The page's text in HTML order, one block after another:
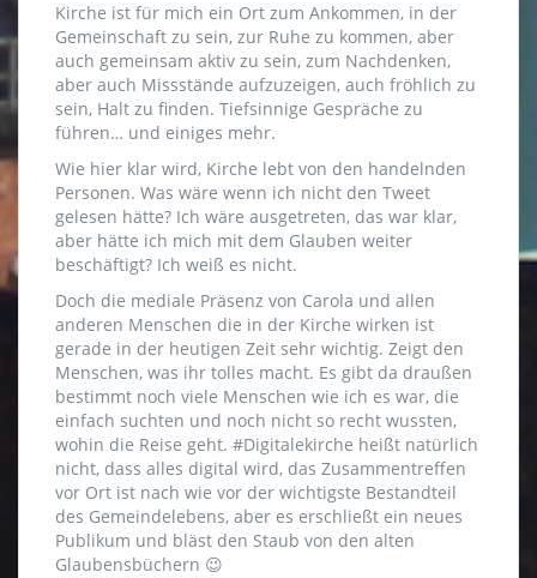
Kirche ist für mich ein Ort zum Ankommen, in der
Gemeinschaft zu sein, zur Ruhe zu kommen, aber
auch gemeinsam aktiv zu sein, zum Nachdenken,
aber auch Missstände aufzuzeigen, auch fröhlich zu
sein, Halt zu finden. Tiefsinnige Gespräche zu
führen… und einiges mehr.
Wie hier klar wird, Kirche lebt von den handelnden
Personen. Was wäre wenn ich nicht den Tweet
gelesen hätte? Ich wäre ausgetreten, das war klar,
aber hätte ich mich mit dem Glauben weiter
beschäftigt? Ich weiß es nicht.
Doch die mediale Präsenz von Carola und allen
anderen Menschen die in der Kirche wirken ist
gerade in der heutigen Zeit sehr wichtig. Zeigt den
Menschen, was ihr tolles macht. Es gibt da draußen
bestimmt noch viele Menschen wie ich es war, die
einfach suchten und noch nicht so recht wussten,
wohin die Reise geht. #Digitalekirche heißt natürlich
nicht, dass alles digital wird, das Zusammentreffen
vor Ort ist nach wie vor der wichtigste Bestandteil
des Gemeindelebens, aber es erschließt ein neues
Publikum und bläst den Staub von den alten
Glaubensbüchern 😉